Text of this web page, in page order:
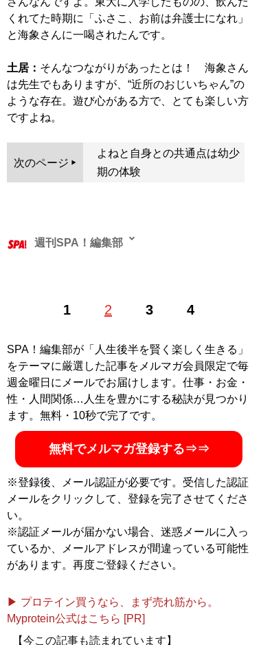
くれてた時期に「ふさこ、お前は弁護士になれ」
と海象さんに一喝されたんです。
土居： そんなつながりがあったとは！ 海象さん
は先生でもありますが、“近所のおじいちゃん”の
ような存在。遊び心がある方で、とても楽しい方
ですよね。
次のページ
よねと自身との共通点は幼少
期の体験
1 2 3 4
週刊SPA！編集部
SPA！編集部が「人生後半を賢く楽しく生きる」
をテーマに厳選した記事をメルマガ会員限定で毎
週金曜日にメールでお届けします。仕事・お金・
性・人間関係…人生を豊かにする秘訣が見つかり
ます。無料・10秒で完了です。
無料でメルマガ登録する⇒⇒
※登録後、メール認証が必要です。受信した認証
メールをクリックして、登録を完了させてくださ
い。
※認証メールが届かない場合、迷惑メールに入っ
ているか、メールアドレスが間違っている可能性
があります。再度ご登録ください。
▶ プロテイン買うなら、まず売れ筋から。
Myprotein公式はこちら [PR]
【今この記事も読まれています】